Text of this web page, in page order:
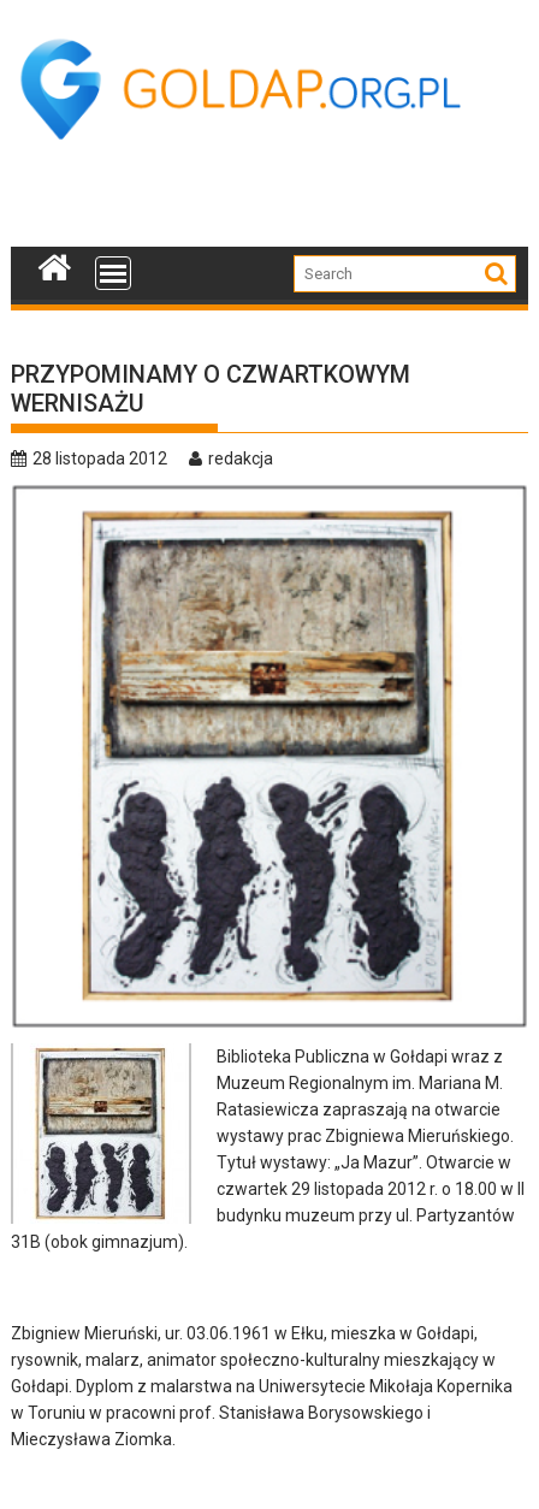
content
PRZYPOMINAMY O CZWARTKOWYM
WERNISAŻU
28 listopada 2012 redakcja
Biblioteka Publiczna w Gołdapi wraz z
Muzeum Regionalnym im. Mariana M.
Ratasiewicza zapraszają na otwarcie
wystawy prac Zbigniewa Mieruńskiego.
Tytuł wystawy: „Ja Mazur”. Otwarcie w
czwartek 29 listopada 2012 r. o 18.00 w II
budynku muzeum przy ul. Partyzantów
31B (obok gimnazjum).
Zbigniew Mieruński, ur. 03.06.1961 w Ełku, mieszka w Gołdapi,
rysownik, malarz, animator społeczno-kulturalny mieszkający w
Gołdapi. Dyplom z malarstwa na Uniwersytecie Mikołaja Kopernika
w Toruniu w pracowni prof. Stanisława Borysowskiego i
Mieczysława Ziomka.